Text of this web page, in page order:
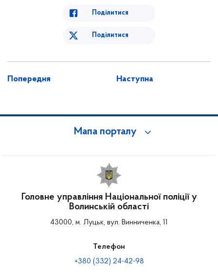
Поділитися
Поділитися
Попередня Наступна
Мапа порталу
Головне управління Національної поліції у
Волинській області
43000, м. Луцьк, вул. Винниченка, 11
Телефон
+380 (332) 24-42-98